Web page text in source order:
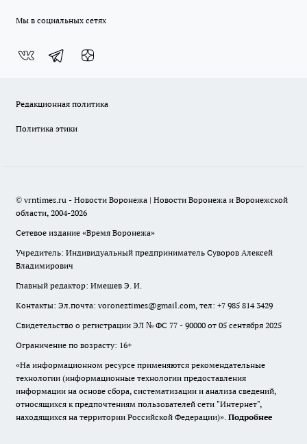
Мы в социальных сетях
Редакционная политика
Политика этики
© vrntimes.ru - Новости Воронежа | Новости Воронежа и Воронежской
области, 2004-2026
Сетевое издание «Время Воронежа»
Учредитель: Индивидуальный предприниматель Суворов Алексей
Владимирович
Главный редактор: Имешев Э. И.
Контакты: Эл.почта: voroneztimes@gmail.com, тел: +7 985 814 3429
Свидетельство о регистрации ЭЛ № ФС 77 - 90000 от 05 сентября 2025
Ограничение по возрасту: 16+
«На информационном ресурсе применяются рекомендательные
технологии (информационные технологии предоставления
информации на основе сбора, систематизации и анализа сведений,
относящихся к предпочтениям пользователей сети "Интернет",
находящихся на территории Российской Федерации)». Подробнее